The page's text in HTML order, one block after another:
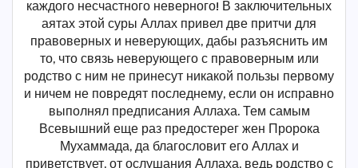
каждого несчастного неверного! В заключительных
аятах этой суры Аллах привел две притчи для
правоверных и неверующих, дабы разъяснить им
то, что связь неверующего с правоверным или
родство с ним не принесут никакой пользы первому
и ничем не повредят последнему, если он исправно
выполнял предписания Аллаха. Тем самым
Всевышний еще раз предостерег жен Пророка
Мухаммада, да благословит его Аллах и